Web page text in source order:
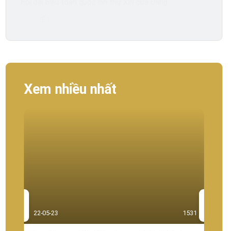
Xem nhiều nhất
22-05-23 1531